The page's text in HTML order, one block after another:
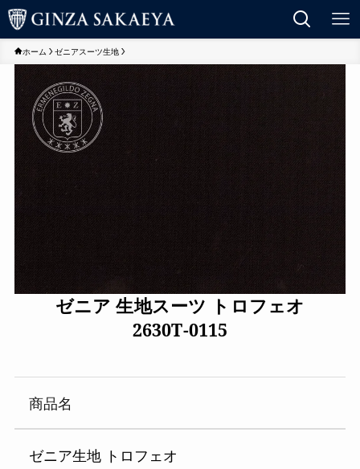
ホーム ゼニアスーツ生地
ゼニア 生地スーツ トロフェオ
2630T-0115
商品名
ゼニア生地 トロフェオ